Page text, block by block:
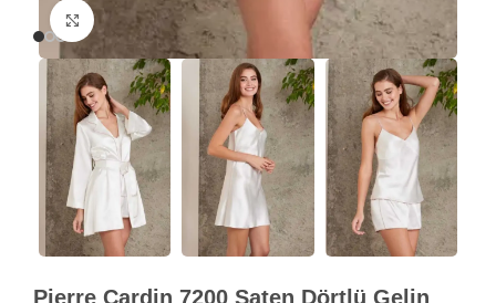
Büyütmek için tıklayın
Pierre Cardin 7200 Saten Dörtlü Gelin